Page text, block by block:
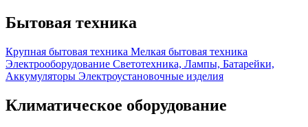
Бытовая техника
Крупная бытовая техника Мелкая бытовая техника
Электрооборудование Светотехника, Лампы, Батарейки,
Аккумуляторы Электроустановочные изделия
Климатическое оборудование